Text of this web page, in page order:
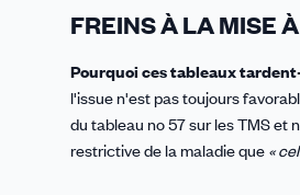
FREINS À LA MISE
Pourquoi ces tableaux
l'issue n'est pas toujours
du tableau no 57 sur les TMS et
restrictive de la maladie que «